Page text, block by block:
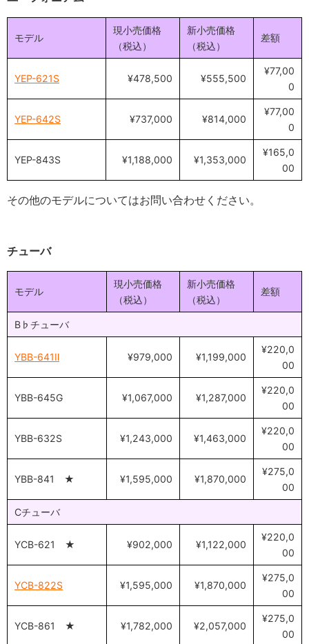
モデル
現小売価格
（税込）
新小売価格
（税込）
差額
YEP-621S ¥478,500 ¥555,500
¥77,00
0
YEP-642S ¥737,000 ¥814,000
¥77,00
0
YEP-843S ¥1,188,000 ¥1,353,000
¥165,0
00
その他のモデルについてはお問い合わせください。
チューバ
モデル
現小売価格
（税込）
新小売価格
（税込）
差額
B♭チューバ
YBB-641Ⅱ ¥979,000 ¥1,199,000
¥220,0
00
YBB-645G ¥1,067,000 ¥1,287,000
¥220,0
00
YBB-632S ¥1,243,000 ¥1,463,000
¥220,0
00
YBB-841 ★ ¥1,595,000 ¥1,870,000
¥275,0
00
Cチューバ
YCB-621 ★ ¥902,000 ¥1,122,000
¥220,0
00
YCB-822S ¥1,595,000 ¥1,870,000
¥275,0
00
YCB-861 ★ ¥1,782,000 ¥2,057,000
¥275,0
00